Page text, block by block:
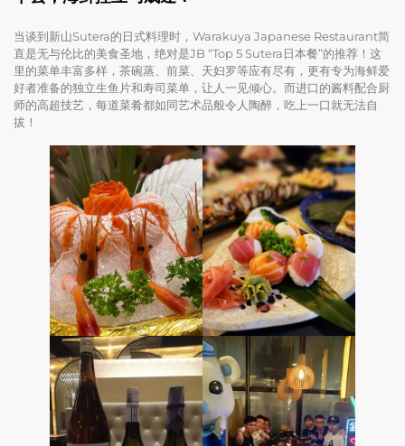
当谈到新山Sutera的日式料理时，Warakuya Japanese Restaurant简
直是无与伦比的美食圣地，绝对是JB “Top 5 Sutera日本餐”的推荐！这
里的菜单丰富多样，茶碗蒸、前菜、天妇罗等应有尽有，更有专为海鲜爱
好者准备的独立生鱼片和寿司菜单，让人一见倾心。而进口的酱料配合厨
师的高超技艺，每道菜肴都如同艺术品般令人陶醉，吃上一口就无法自
拔！